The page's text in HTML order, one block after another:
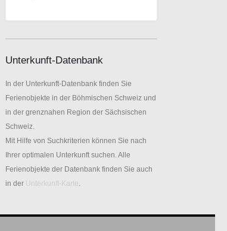
Unterkunft-Datenbank
In der Unterkunft-Datenbank finden Sie
Ferienobjekte in der Böhmischen Schweiz und
in der grenznahen Region der Sächsischen
Schweiz.
Mit Hilfe von Suchkriterien können Sie nach
Ihrer optimalen Unterkunft suchen. Alle
Ferienobjekte der Datenbank finden Sie auch
in der Unterkunft-Karte.